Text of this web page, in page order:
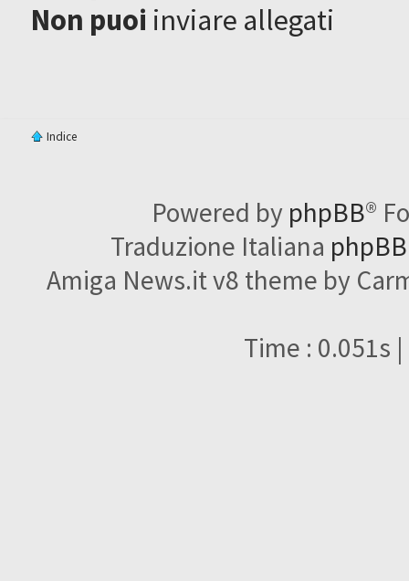
Non puoi inviare allegati
Indice
Powered by phpBB®
Traduzione Italiana
Amiga News.it v8 theme by
Time : 0.051s